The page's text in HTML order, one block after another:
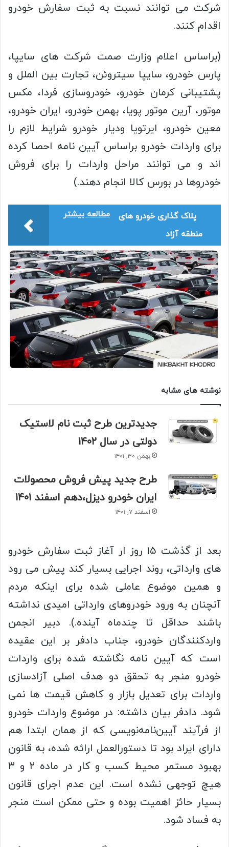
شرکت می توانند نسبت به ثبت سفارش خودرو
اقدام کنند.
(براساس اعلام وزارت صمت شرکت های سایپا،
پارس خودرو، سایپا سیتروئن، تجارت بین الملل و
پشتیبانی کرمان خودرو، خودروسازی فردا، مکس
موتور، آرین موتور پویا، بهمن خودرو، ایران خودرو،
معین خودرو، ایرتویا ودیار خودرو شرایط لازم را
برای واردات خودرو براساس آیین نامه احصا کرده
اند و می توانند مراحل واردات را برای فروش
خودروها در بورس کالا انجام دهند.)
مطالعه بیشتر
پلاک گذاری خودرو های
منطقه آزاد
نوشته های مشابه
جدیدترین طرح ثبت نام لاستیک
دولتی در سال ۱۴۰۲
بهمن ۳۰, ۱۴۰۱
طرح جدید پیش فروش محصولات
ایران خودرو دیزل،دهم اسفند ۱۴۰۱
اسفند ۷, ۱۴۰۱
بعد از گذشت ۱۵ روز ار آغاز ثبت سفارش خودرو
های وارداتی، روند اجرایی بسیار کند پیش می رود
و همین موضوع عاملی شده برای اینکه مردم
آنچنان به ورود خودروهای وارداتی امیدی نداشته
باشند حداقل تا چندماه آینده.). دبیر انجمن
واردکنندگان خودرو، جناب دادفر بر این عقیده
است که آیین نامه نگاشته شده برای واردات
خودرو منجر به تحقق دو هدف اصلی آزادسازی
واردات برای تعدیل بازار و کاهش قیمت ها نمی
شود. دادفر بیان داشته: در موضوع واردات خودرو
از فرآیند آیین‌نامه‌نویسی که از همان ابتدا هم
دارای ایراد بود تا دستورالعمل ارائه شده، به قانون
بهبود مستمر محیط کسب و کار در ماده ۲ و ۳
هیچ توجهی نشده است. این عدم اجرای قانون
بسیار حائز اهمیت بوده و حتی ممکن است منجر
به فساد شود.